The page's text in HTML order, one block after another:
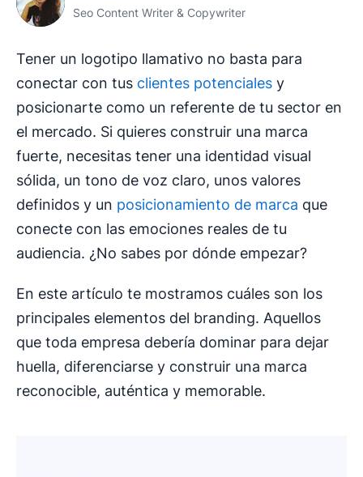
Seo Content Writer & Copywriter
Tener un logotipo llamativo no basta para
conectar con tus clientes potenciales y
posicionarte como un referente de tu sector en
el mercado. Si quieres construir una marca
fuerte, necesitas tener una identidad visual
sólida, un tono de voz claro, unos valores
definidos y un posicionamiento de marca que
conecte con las emociones reales de tu
audiencia. ¿No sabes por dónde empezar?
En este artículo te mostramos cuáles son los
principales elementos del branding. Aquellos
que toda empresa debería dominar para dejar
huella, diferenciarse y construir una marca
reconocible, auténtica y memorable.